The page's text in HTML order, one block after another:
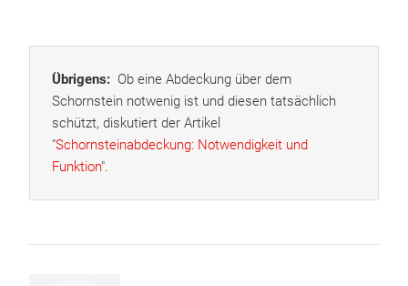
Übrigens: Ob eine Abdeckung über dem
Schornstein notwenig ist und diesen tatsächlich
schützt, diskutiert der Artikel
"Schornsteinabdeckung: Notwendigkeit und
Funktion".